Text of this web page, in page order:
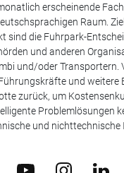
erscheinende
Raum.
sind die Fuhrpark-
und anderen
und/oder Transportern.
und weitere
zurück, um
Problemlösungen
und nichttechnische